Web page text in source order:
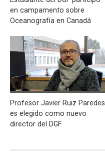
en campamento sobre
Oceanografía en Canadá
Profesor Javier Ruiz Paredes
es elegido como nuevo
director del DGF